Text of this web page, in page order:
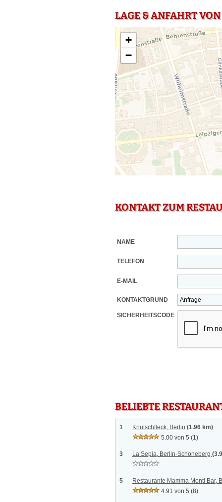
LAGE & ANFAHRT
+
−
KONTAKT ZUM
NAME
TELEFON
E-MAIL
KONTAKTGRUND
SICHERHEITSCODE
BELIEBTE
1 Knutschfleck, Berlin (1.96 km)
5.00 von 5 (1)
3 La Sepia, Berlin-Schöneberg
5
Restaurante Mamma Monti Bar,
4.91 von 5 (8)